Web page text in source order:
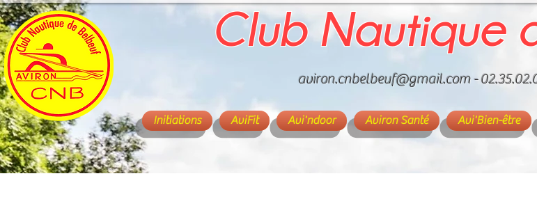
Club Nautique
aviron.cnbelbeuf@gmail.com-
Initiations AviFit Avi'ndoor Aviron Santé Avi'Bien-être